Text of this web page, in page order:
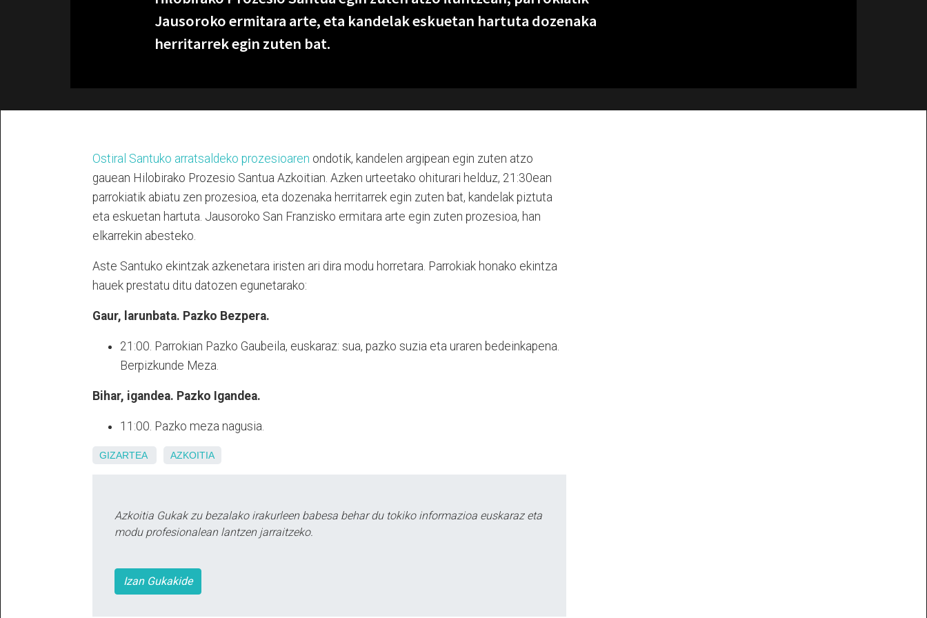
Jausoroko ermitara arte, eta kandelak eskuetan hartuta dozenaka
herritarrek egin zuten bat.
Ostiral Santuko arratsaldeko prozesioaren ondotik, kandelen argipean egin zuten atzo
gauean Hilobirako Prozesio Santua Azkoitian. Azken urteetako ohiturari helduz, 21:30ean
parrokiatik abiatu zen prozesioa, eta dozenaka herritarrek egin zuten bat, kandelak piztuta
eta eskuetan hartuta. Jausoroko San Franzisko ermitara arte egin zuten prozesioa, han
elkarrekin abesteko.
Aste Santuko ekintzak azkenetara iristen ari dira modu horretara. Parrokiak honako ekintza
hauek prestatu ditu datozen egunetarako:
Gaur, larunbata. Pazko Bezpera.
21:00. Parrokian Pazko Gaubeila, euskaraz: sua, pazko suzia eta uraren bedeinkapena.
Berpizkunde Meza.
Bihar, igandea. Pazko Igandea.
11:00. Pazko meza nagusia.
GIZARTEA AZKOITIA
Azkoitia Gukak zu bezalako irakurleen babesa behar du tokiko informazioa euskaraz eta
modu profesionalean lantzen jarraitzeko.
Izan Gukakide